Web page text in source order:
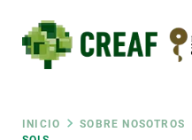
contenido
principal
INICIO SOBRE NOSOTROS